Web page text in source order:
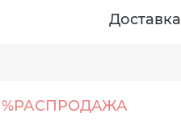
Доставка
%РАСПРОДАЖА